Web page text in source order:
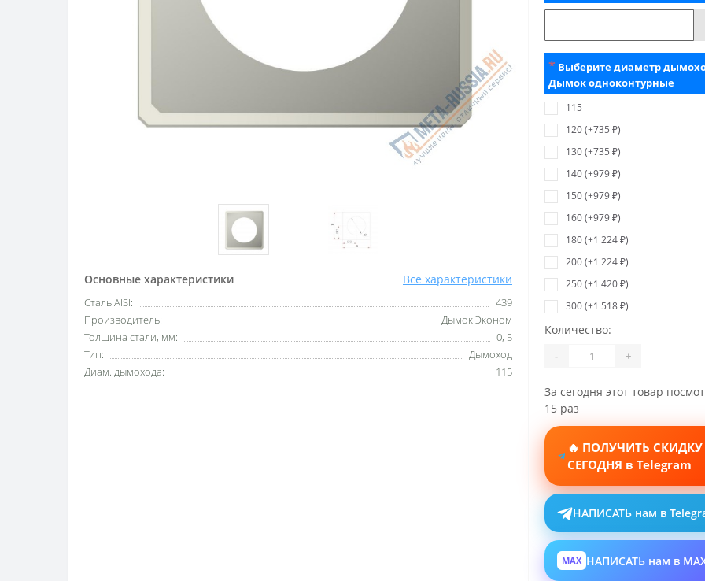
Основные характеристики Все характеристики
Сталь AISI:
439
Производитель:
Дымок Эконом
Толщина стали, мм:
0, 5
Тип:
Дымоход
Диам. дымохода:
115
* Выберите диаметр
Дымок одноконтурные
115
120 (+735 ₽)
130 (+735 ₽)
140 (+979 ₽)
150 (+979 ₽)
160 (+979 ₽)
180 (+1 224 ₽)
200 (+1 224 ₽)
250 (+1 420 ₽)
300 (+1 518 ₽)
Количество:
- +
За сегодня этот товар
15 раз
🔥 ПОЛУЧИТЬ СКИДКУ
СЕГОДНЯ в Telegram
НАПИСАТЬ нам в
MAX НАПИСАТЬ нам в